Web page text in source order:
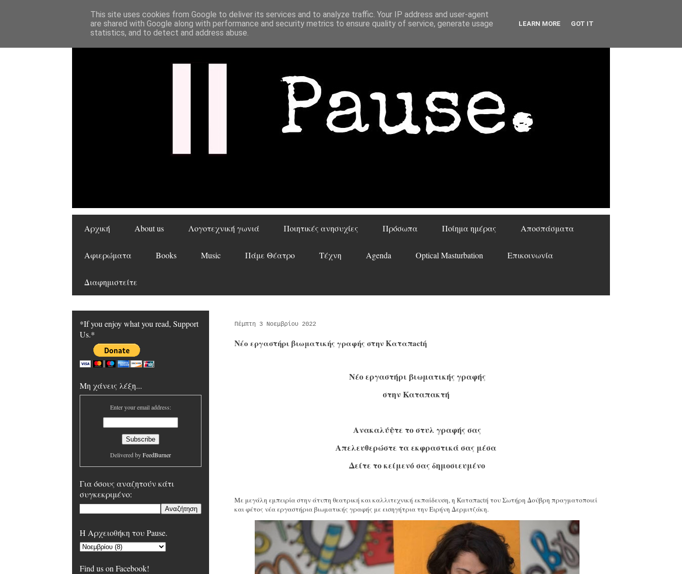
Αρχική About us Λογοτεχνική γωνιά Ποιητικές ανησυχίες Πρόσωπα Ποίημα ημέρας Αποσπάσματα
Αφιερώματα Books Music Πάμε Θέατρο Τέχνη Agenda Optical Masturbation Επικοινωνία
Διαφημιστείτε
Πέμπτη 3 Νοεμβρίου 2022
Νέο εργαστήρι βιωματικής γραφής στην Καταπactή
Νέο εργαστήρι βιωματικής γραφής
στην Καταπακτή
Ανακαλύψτε το στυλ γραφής σας
Απελευθερώστε τα εκφραστικά σας μέσα
Δείτε το κείμενό σας δημοσιευμένο
Με μεγάλη εμπειρία στην άτυπη θεατρική και καλλιτεχνική εκπαίδευση, η Καταπactή του Σωτήρη Δούβρη πραγματοποιεί
και φέτος νέα εργαστήρια βιωματικής γραφής με εισηγήτρια την Ειρήνη Δερμιτζάκη.
*If you enjoy what you read, Support
Us.*
Μη χάνεις λέξη...
Enter your email address:
Delivered byFeedBurner
Για όσους αναζητούν κάτι
συγκεκριμένο:
H Αρχειοθήκη του Pause.
Find us on Facebook!
This site uses cookies from Google to deliver its services and to analyze traffic. Your IP address and user-agent
are shared with Google along with performance and security metrics to ensure quality of service, generate usage
statistics, and to detect and address abuse.
LEARN MORE GOT IT